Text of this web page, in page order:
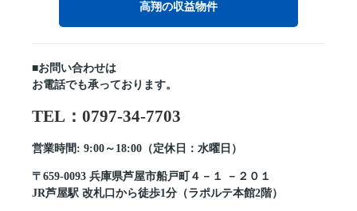
高翔の収益物件
■お問い合わせは
お電話でも承っております。
TEL：0797-34-7703
営業時間: 9:00～18:00（定休日：水曜日）
〒659-0093 兵庫県芦屋市船戸町４－１ －２０１
JR芦屋駅 改札口から徒歩1分（ラポルテ本館2階）